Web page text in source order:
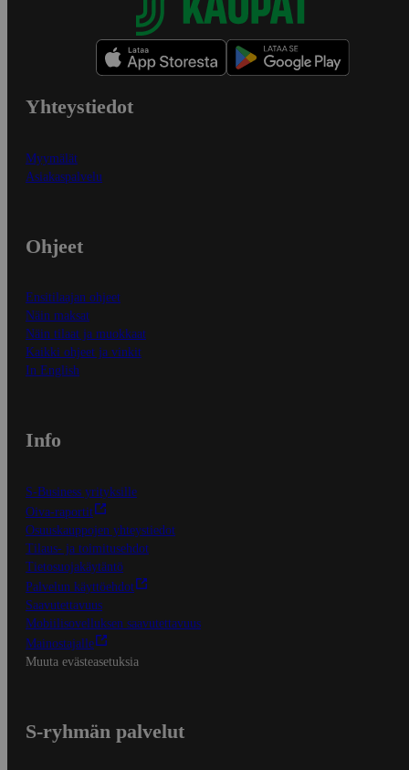
Yhteystiedot
Myymälät
Asiakaspalvelu
Ohjeet
Ensitilaajan ohjeet
Näin maksat
Näin tilaat ja muokkaat
Kaikki ohjeet ja vinkit
In English
Info
S-Business yrityksille
Oiva-raportit
Osuuskauppojen yhteystiedot
Tilaus- ja toimitusehdot
Tietosuojakäytäntö
Palvelun käyttöehdot
Saavutettavuus
Mobiilisovelluksen saavutettavuus
Mainostajalle
Muuta evästeasetuksia
S-ryhmän palvelut